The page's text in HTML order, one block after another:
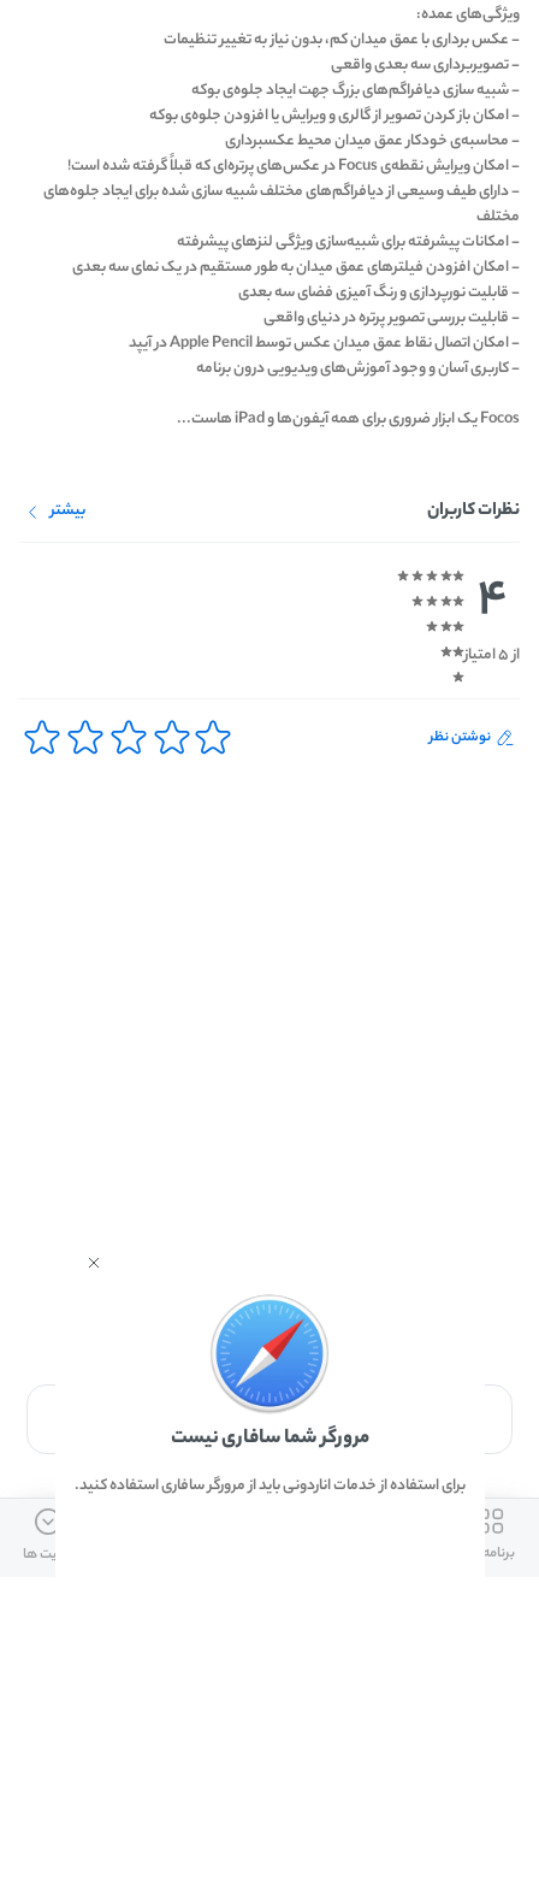
ویژگی‌های عمده:
- عکس برداری با عمق میدان کم، بدون نیاز به تغییر تنظیمات
- تصویربرداری سه بعدی واقعی
- شبیه سازی دیافراگم‌های بزرگ جهت ایجاد جلوه‌ی بوکه
- امکان باز کردن تصویر از گالری و ویرایش یا افزودن جلوه‌ی بوکه
- محاسبه‌ی خودکار عمق میدان محیط عکسبرداری
- امکان ویرایش نقطه‌ی Focus در عکس‌های پرتره‌ای که قبلاً گرفته شده است!
- دارای طیف وسیعی از دیافراگم‌های مختلف شبیه سازی شده برای ایجاد جلوه‌های
مختلف
- امکانات پیشرفته برای شبیه‌سازی ویژگی لنزهای پیشرفته
- امکان افزودن فیلترهای عمق میدان به طور مستقیم در یک نمای سه بعدی
- قابلیت نورپردازی و رنگ آمیزی فضای سه بعدی
- قابلیت بررسی تصویر پرتره در دنیای واقعی
- امکان اتصال نقاط عمق میدان عکس توسط Apple Pencil در آیپد
- کاربری آسان و وجود آموزش‌های ویدیویی درون برنامه
Focos یک ابزار ضروری برای همه آیفون‌ها و iPad هاست...
نظرات کاربران بیشتر
4
از 5 امتیاز
نوشتن نظر
برای دانلود برنامه با مرورگر Safari وارد شوید.
ارتباط با ما
برنامه ها آپدیت ها
مرورگر شما سافاری نیست
برای استفاده از خدمات اناردونی باید از مرورگر سافاری استفاده کنید.